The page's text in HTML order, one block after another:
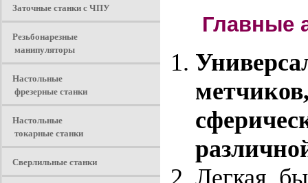
Заточные станки с ЧПУ
Резьбонарезные
манипуляторы
Настольные
фрезерные станки
Настольные
токарные станки
Сверлильные станки
Главные